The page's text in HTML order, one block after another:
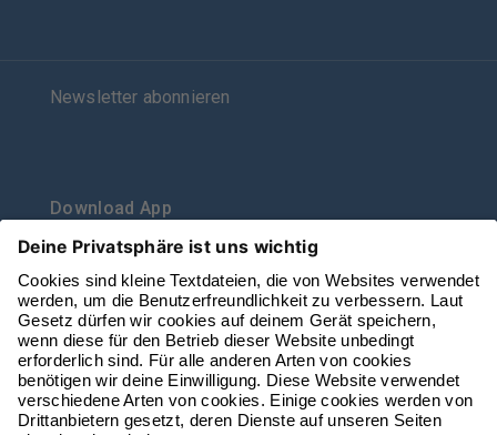
Newsletter abonnieren
Download App